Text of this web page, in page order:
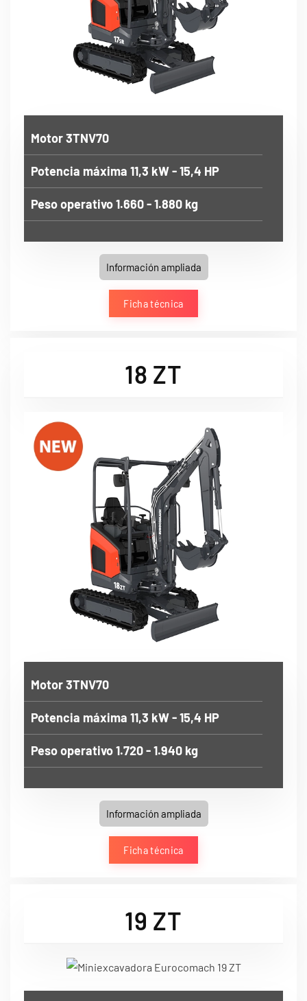
Motor 3TNV70
Potencia máxima 11,3 kW - 15,4 HP
Peso operativo 1.660 - 1.880 kg
Información ampliada
Ficha técnica
18 ZT
Motor 3TNV70
Potencia máxima 11,3 kW - 15,4 HP
Peso operativo 1.720 - 1.940 kg
Información ampliada
Ficha técnica
19 ZT